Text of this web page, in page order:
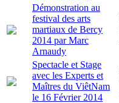
Démonstration au
festival des arts
martiaux de Bercy
2014 par Marc
Arnaudy
Spectacle et Stage
avec les Experts et
Maîtres du ViêtNam
le 16 Février 2014